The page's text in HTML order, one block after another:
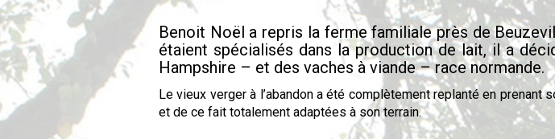
Benoit Noël a repris la ferme familiale près de
étaient spécialisés dans la production de lait, il a
Hampshire – et des vaches à viande – race normande.
Le vieux verger à l’abandon a été complètement replanté en
et de ce fait totalement adaptées à son terrain.